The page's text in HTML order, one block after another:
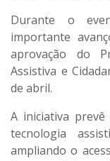
Durante o
importante
aprovação do
Assistiva e
de abril.
A iniciativa
tecnologia
ampliando o